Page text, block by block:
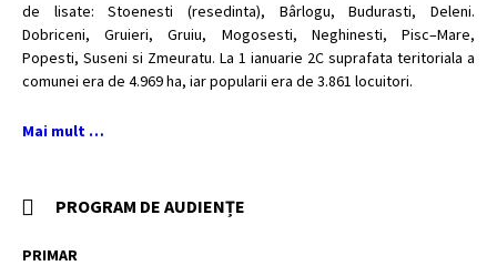
de lisate: Stoenesti (resedinta), Bârlogu, Budurasti, Deleni.
Dobriceni, Gruieri, Gruiu, Mogosesti, Neghinesti, Pisc–Mare,
Popesti, Suseni si Zmeuratu. La 1 ianuarie 2C suprafata teritoriala a
comunei era de 4.969 ha, iar popularii era de 3.861 locuitori.
Mai mult …
PROGRAM DE AUDIENȚE
PRIMAR